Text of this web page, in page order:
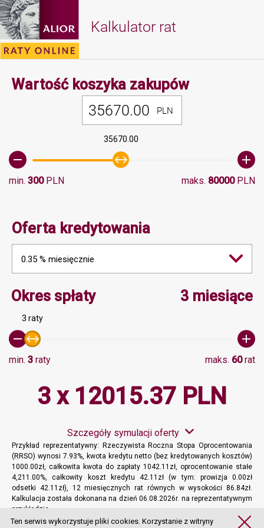
Kalkulator rat
Wartość koszyka zakupówMinimalna
PLN
35670.00
min. 300PLN maks. 80000PLN
Oferta kredytowania
0.35 % miesięcznie
Okres spłatyMinimalna wartość 3,
3 miesiące
3 raty
min. 3 raty maks. 60rat
3 x 12015.37 PLN
Szczegóły symulacji oferty
Przykład reprezentatywny: Rzeczywista Roczna Stopa Oprocentowania
(RRSO) wynosi 7.93%, kwota kredytu netto (bez kredytowanych kosztów)
1000.00zł, całkowita kwota do zapłaty 1042.11zł, oprocentowanie stałe
4,211.00%, całkowity koszt kredytu 42.11zł (w tym: prowizja 0.00zł
odsetki 42.11zł), 12 miesięcznych rat równych w wysokości 86.84zł.
Kalkulacja została dokonana na dzień 06.08.2026r. na reprezentatywnym
przykładzie.
Więcej informacji
Ten serwis wykorzystuje pliki cookies. Korzystanie z witryny